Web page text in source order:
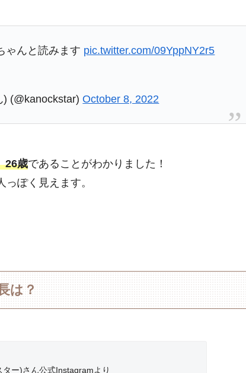
ゃんと読みます pic.twitter.com/09YppNY2r5
) (@kanockstar)October 8, 2022
26歳であることがわかりました！
ぽく見えます。
は？
ー)さん公式Instagramより